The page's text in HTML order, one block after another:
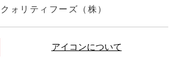
クォリティフーズ（株）
アイコンについて